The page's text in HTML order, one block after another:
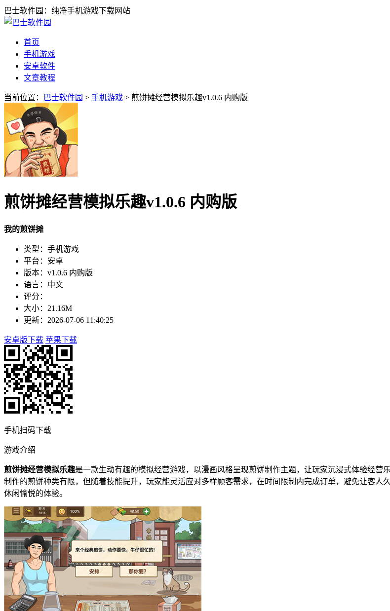
巴士软件园：纯净手机游戏下载网站
首页
手机游戏
安卓软件
文章教程
当前位置： 巴士软件园 > 手机游戏 > 煎饼摊经营模拟乐趣v1.0.6 内购版
煎饼摊经营模拟乐趣v1.0.6 内购版
我的煎饼摊
类型：手机游戏
平台：安卓
版本：v1.0.6 内购版
语言：中文
评分：
大小：21.16M
更新：2026-07-06 11:40:25
安卓版下载 苹果下载
手机扫码下载
游戏介绍
煎饼摊经营模拟乐趣是一款生动有趣的模拟经营游戏，以漫画风格呈现煎饼制作主题，让玩家沉浸式体验经
制作的煎饼种类有限，但随着技能提升，玩家能灵活应对多样顾客需求，在时间限制内完成订单，避免让客
休闲愉悦的体验。